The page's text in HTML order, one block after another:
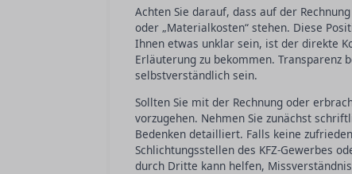
Achten Sie darauf, dass auf der
oder „Materialkosten“ stehen. Diese
Ihnen etwas unklar sein, ist der direkte
Erläuterung zu bekommen. Transparenz
selbstverständlich sein.
Sollten Sie mit der Rechnung oder
vorzugehen. Nehmen Sie zunächst
Bedenken detailliert. Falls keine
Schlichtungsstellen des KFZ-Gewerbes
durch Dritte kann helfen,